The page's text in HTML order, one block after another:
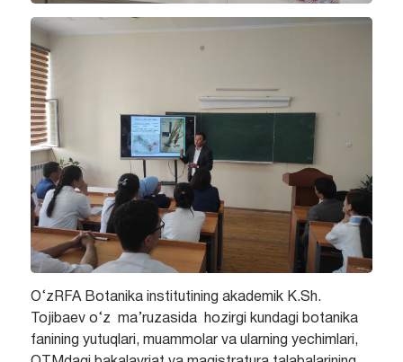
O‘zRFA Botanika institutining akademik K.Sh.
Tojibaev o‘z ma’ruzasida hozirgi kundagi botanika
fanining yutuqlari, muammolar va ularning yechimlari,